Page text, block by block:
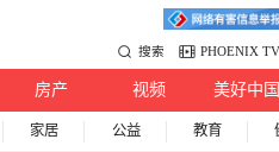
搜索 PHOENIX TV
房产 视频 美好中国
家居 公益 教育